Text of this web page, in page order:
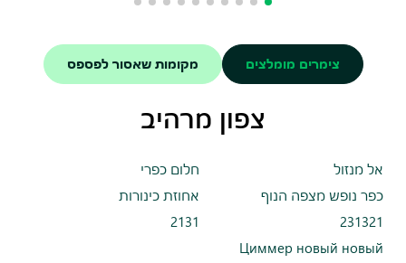
צימרים מומלצים מקומות שאסור לפספס
צפון מרהיב
אל מנזול
חלום כפרי
כפר נופש מצפה הנוף
אחוזת כינורות
231321
2131
Циммер новый новый